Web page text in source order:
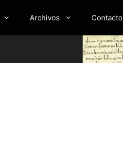
Archivos Contacto